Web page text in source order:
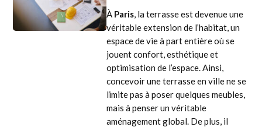
À Paris, la terrasse est devenue une
véritable extension de l’habitat, un
espace de vie à part entière où se
jouent confort, esthétique et
optimisation de l’espace. Ainsi,
concevoir une terrasse en ville ne se
limite pas à poser quelques meubles,
mais à penser un véritable
aménagement global. De plus, il